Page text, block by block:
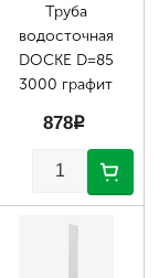
Труба
водосточная
DOCKE D=85
3000 графит
878p